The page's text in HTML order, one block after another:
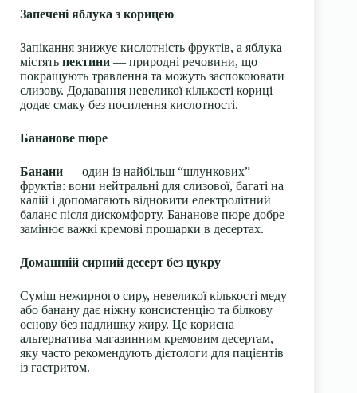
Запечені яблука з корицею
Запікання знижує кислотність фруктів, а яблука
містять пектини — природні речовини, що
покращують травлення та можуть заспокоювати
слизову. Додавання невеликої кількості кориці
додає смаку без посилення кислотності.
Бананове пюре
Банани — один із найбільш “шлункових”
фруктів: вони нейтральні для слизової, багаті на
калій і допомагають відновити електролітний
баланс після дискомфорту. Бананове пюре добре
замінює важкі кремові прошарки в десертах.
Домашній сирний десерт без цукру
Суміш нежирного сиру, невеликої кількості меду
або банану дає ніжну консистенцію та білкову
основу без надлишку жиру. Це корисна
альтернатива магазинним кремовим десертам,
яку часто рекомендують дієтологи для пацієнтів
із гастритом.